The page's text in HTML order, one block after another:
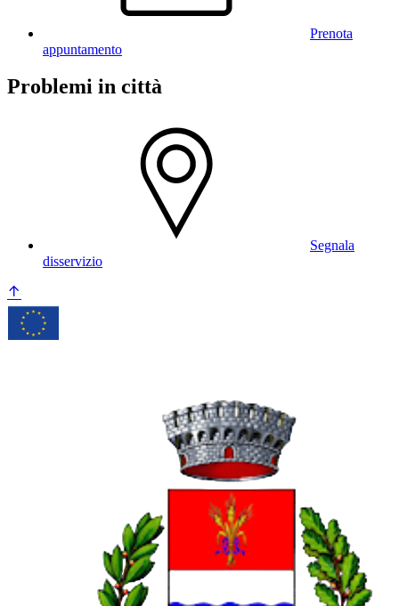
Prenota
appuntamento
Problemi in città
Segnala
disservizio